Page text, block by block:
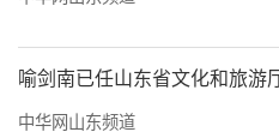
国内班列，通达上合
3个国家、54个城市，累
列。规划建设“丝路电
喻剑南已任山东省文化和旅游
中华网山东频道